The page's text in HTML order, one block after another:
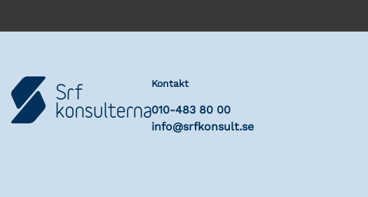
Kontakt
010-483 80 00
info@srfkonsult.se